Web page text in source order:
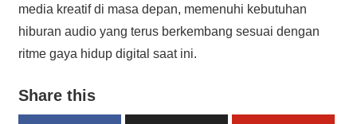
media kreatif di masa depan, memenuhi kebutuhan
hiburan audio yang terus berkembang sesuai dengan
ritme gaya hidup digital saat ini.
Share this